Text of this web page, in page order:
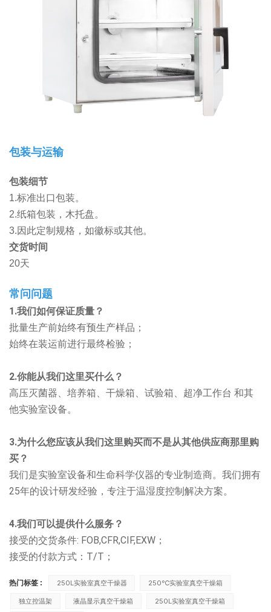
包装与运输
包装细节
1.标准出口包装。
2.纸箱包装，木托盘。
3.因此定制规格，如徽标或其他。
交货时间
20天
常问问题
1.我们如何保证质量？
批量生产前始终有预生产样品；
始终在装运前进行最终检验；
2.你能从我们这里买什么？
高压灭菌器、培养箱、干燥箱、试验箱、超净工作台 和其
他实验室设备。
3.为什么您应该从我们这里购买而不是从其他供应商那里购
买？
我们是实验室设备和生命科学仪器的专业制造商。我们拥有
25年的设计研发经验，专注于温湿度控制解决方案。
4.我们可以提供什么服务？
接受的交货条件: FOB,CFR,CIF,EXW；
接受的付款方式：T/T；
热门标签 : 250L实验室真空干燥器 250℃实验室真空干燥箱
独立控温架 液晶显示真空干燥箱 250L实验室真空干燥箱